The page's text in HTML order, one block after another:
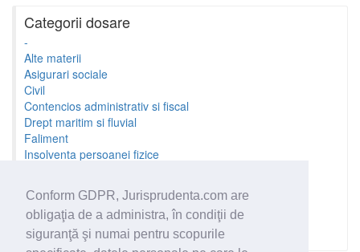
Conform GDPR, Jurisprudenta.com are
obligaţia de a administra, în condiţii de
siguranţă şi numai pentru scopurile
Categorii dosare
-
Alte materii
Asigurari sociale
Civil
Contencios administrativ si fiscal
Drept maritim si fluvial
Faliment
Insolventa persoanei fizice
Minori si familie
Penal
Proprietate Intelectuala